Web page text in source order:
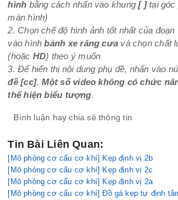
hình bằng cách nhấn vào khung [ ] tại góc
màn hình)
2. Chọn chế độ hình ảnh tốt nhất của
vào hình bánh xe răng cưa và chọn chất
(hoặc HD) theo ý muốn
3. Để hiển thị nội dung phụ đề, nhấn vào
đề [cc]. Một số video không có chức
thể hiện biểu tượng.
Bình luận hay chia sẻ thông tin
Tin Bài Liên Quan:
[Mô phỏng cơ cấu cơ khí] Kẹp định vị 2b
[Mô phỏng cơ cấu cơ khí] Kẹp định vị 2c
[Mô phỏng cơ cấu cơ khí] Kẹp định vị 2a
[Mô phỏng cơ cấu cơ khí] Đồ gá kẹp tự định